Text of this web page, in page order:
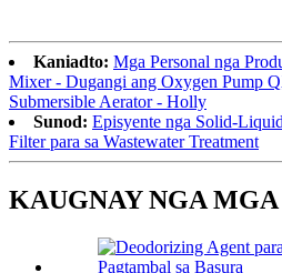
Kaniadto: Mga Personal nga
Mixer - Dugangi ang Oxygen Pump
Submersible Aerator - Holly
Sunod: Episyente nga Solid-
Filter para sa Wastewater Treatment
KAUGNAY NGA